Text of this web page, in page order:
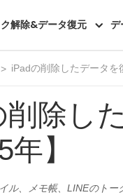
解除&データ復元 デ
iPadの削除したデータを
削除し
年】
ル、メモ帳、LINEのト